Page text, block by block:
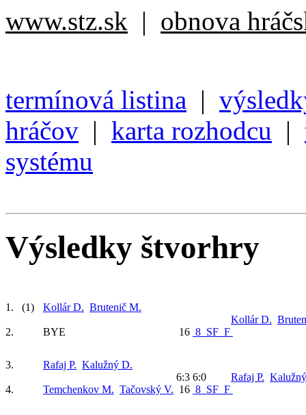
www.stz.sk | obnova
termínová listina |
hráčov | karta rozhodcu |
systému
Výsledky štvorhry
1. (1) Kollár D. Brutenič M.
Kollár D.
2.
BYE 16 8 SF F
3. Rafaj P. Kalužný D.
6:3 6:0
Rafaj P.
4.
Temchenkov M. Tačovský V. 16 8 SF F